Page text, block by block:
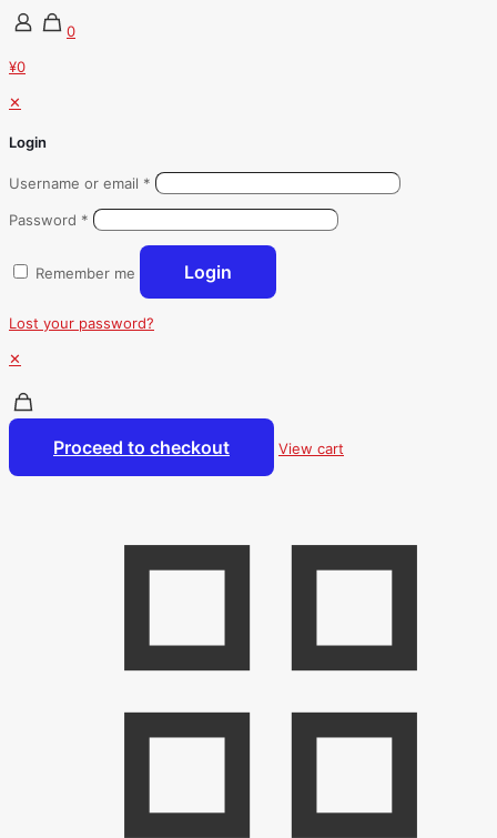
0
¥0
✕
Login
Username or email *
Password *
Remember me Login
Lost your password?
✕
Proceed to checkout View cart